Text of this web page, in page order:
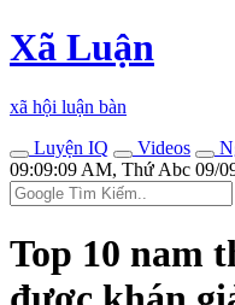
Xã Luận
xã hội luận bàn
Luyện IQ
Videos
09:09:09 AM, Thứ Abc 09/
Top 10 nam